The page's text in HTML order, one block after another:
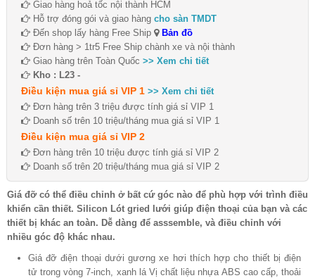
Giao hàng hoả tốc nội thành HCM
Hỗ trợ đóng gói và giao hàng cho sàn TMDT
Đến shop lấy hàng Free Ship
Bản đồ
Đơn hàng > 1tr5 Free Ship chành xe và nội thành
Giao hàng trên Toàn Quốc >> Xem chi tiết
Kho : L23 -
Điều kiện mua giá sỉ VIP 1 >> Xem chi tiết
Đơn hàng trên 3 triệu được tính giá sỉ VIP 1
Doanh số trên 10 triệu/tháng mua giá sỉ VIP 1
Điều kiện mua giá sỉ VIP 2
Đơn hàng trên 10 triệu được tính giá sỉ VIP 2
Doanh số trên 20 triệu/tháng mua giá sỉ VIP 2
Giá đỡ có thể điều chỉnh ở bất cứ góc nào để phù hợp với trình điều
khiển cần thiết. Silicon Lót gried lưới giúp điện thoại của bạn và các
thiết bị khác an toàn. Dễ dàng để asssemble, và điều chỉnh với
nhiều góc độ khác nhau.
Giá đỡ điện thoại dưới gương xe hơi thích hợp cho thiết bị điện
tử trong vòng 7-inch, xanh lá Vị chất liệu nhựa ABS cao cấp, thoải